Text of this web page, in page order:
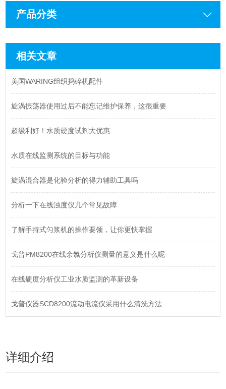
产品分类
相关文章
美国WARING组织捣碎机配件
旋涡振荡器使用过后不能忘记维护保养，这很重要
超级利好！水质硬度试剂大优惠
水质在线监测系统的目标与功能
旋涡混合器是化验分析的得力辅助工具吗
分析一下在线浊度仪几个常见故障
了解手持式匀浆机的操作要领，让你更快掌握
戈普PM8200在线余氯分析仪测量的意义是什么呢
在线硬度分析仪工业水质监测的革新设备
戈普仪器SCD8200流动电流仪采用什么清洗方法
详细介绍